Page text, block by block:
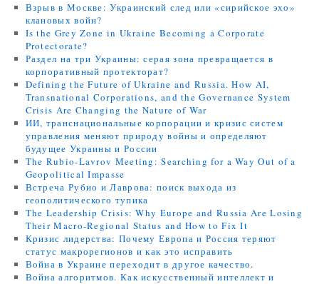
Взрыв в Москве: Украинский след или «сирийское эхо»
клановых войн?
Is the Grey Zone in Ukraine Becoming a Corporate
Protectorate?
Раздел на три Украины: серая зона превращается в
корпоративный протекторат?
Defining the Future of Ukraine and Russia. How AI,
Transnational Corporations, and the Governance System
Crisis Are Changing the Nature of War
ИИ, транснациональные корпорации и кризис систем
управления меняют природу войны и определяют
будущее Украины и России
The Rubio-Lavrov Meeting: Searching for a Way Out of a
Geopolitical Impasse
Встреча Рубио и Лаврова: поиск выхода из
геополитического тупика
The Leadership Crisis: Why Europe and Russia Are Losing
Their Macro-Regional Status and How to Fix It
Кризис лидерства: Почему Европа и Россия теряют
статус макрорегионов и как это исправить
Война в Украине переходит в другое качество.
Война алгоритмов. Как искусственный интеллект и